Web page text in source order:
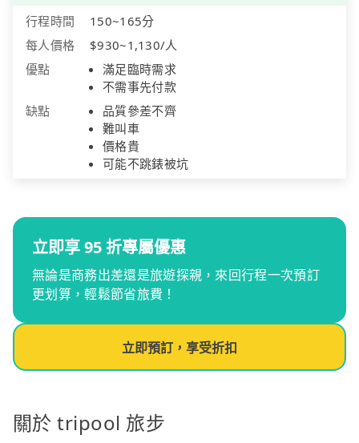
行程時間
150~165分
每人價格
$930~1,130/人
優點
滿足臨時需求
不需事先付款
缺點
品質參差不齊
難叫車
價格貴
可能不跳錶被坑
立即享 95 折專屬優惠
無論是商務出差還是旅遊探親，來回行程一次預訂
更划算，輕鬆節省旅費！
立即預訂，享受折扣
關於 tripool 旅步